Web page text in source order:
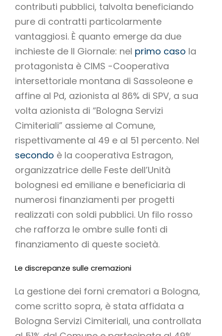
contributi pubblici, talvolta beneficiando
pure di contratti particolarmente
vantaggiosi. È quanto emerge da due
inchieste de Il Giornale: nel primo caso la
protagonista è CIMS -Cooperativa
intersettoriale montana di Sassoleone e
affine al Pd, azionista al 86% di SPV, a sua
volta azionista di “Bologna Servizi
Cimiteriali” assieme al Comune,
rispettivamente al 49 e al 51 percento. Nel
secondo è la cooperativa Estragon,
organizzatrice delle Feste dell’Unità
bolognesi ed emiliane e beneficiaria di
numerosi finanziamenti per progetti
realizzati con soldi pubblici. Un filo rosso
che rafforza le ombre sulle fonti di
finanziamento di queste società.
Le discrepanze sulle cremazioni
La gestione dei forni crematori a Bologna,
come scritto sopra, è stata affidata a
Bologna Servizi Cimiteriali, una controllata